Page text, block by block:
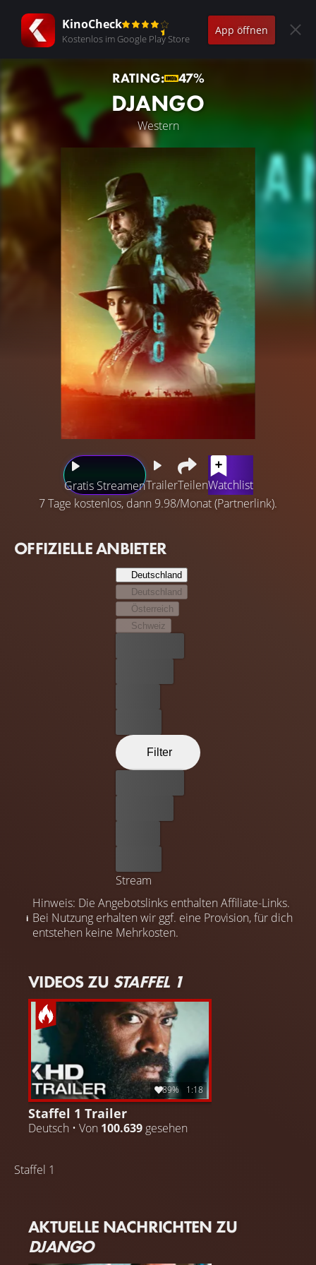
KinoCheck
Kostenlos im Google Play Store
App öffnen
RATING: 47%
DJANGO
Western
Gratis StreamenTrailerTeilenWatchlist
7 Tage kostenlos, dann 9.98/Monat (Partnerlink).
OFFIZIELLE ANBIETER
Deutschland
Deutschland
Österreich
Schweiz
Filter
Stream
Hinweis: Die Angebotslinks enthalten Affiliate-Links.
Bei Nutzung erhalten wir ggf. eine Provision, für dich
entstehen keine Mehrkosten.
VIDEOS ZU STAFFEL 1
89% 1:18
Staffel 1 Trailer
Deutsch • Von 100.639 gesehen
Staffel 1
AKTUELLE NACHRICHTEN ZU
DJANGO